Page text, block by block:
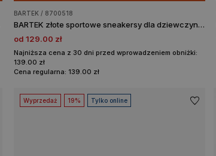
BARTEK / 8700518
BARTEK złote sportowe sneakersy dla dziewczynki 87005-18
od 129.00 zł
Najniższa cena z 30 dni przed wprowadzeniem obniżki:
139.00 zł
Cena regularna: 139.00 zł
Wyprzedaż 19% Tylko online